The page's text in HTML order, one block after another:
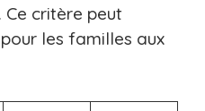
Ce critère peut
les familles aux